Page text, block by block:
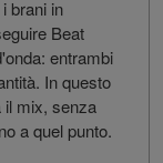
brani in
Beat
entrambi
In questo
il mix, senza
a quel punto.